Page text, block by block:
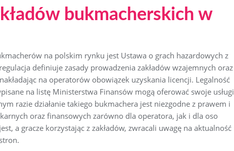
bukmacherskich w
na polskim rynku jest Ustawa o grach hazardowych z
definiuje zasady prowadzenia zakładów wzajemnych oraz
na operatorów obowiązek uzyskania licencji. Legalność
na listę Ministerstwa Finansów mogą oferować swoje usługi
razie działanie takiego bukmachera jest niezgodne z prawem i
oraz finansowych zarówno dla operatora, jak i dla oso
a gracze korzystając z zakładów, zwracali uwagę na aktualność